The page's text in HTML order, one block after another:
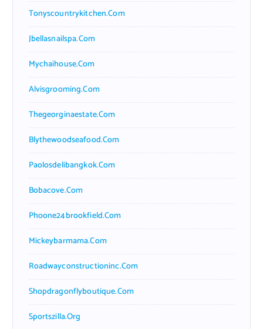
Tonyscountrykitchen.com
Jbellasnailspa.com
Mychaihouse.com
Alvisgrooming.com
Thegeorginaestate.com
Blythewoodseafood.com
Paolosdelibangkok.com
Bobacove.com
Phoone24brookfield.com
Mickeybarmama.com
Roadwayconstructioninc.com
Shopdragonflyboutique.com
Sportszilla.org